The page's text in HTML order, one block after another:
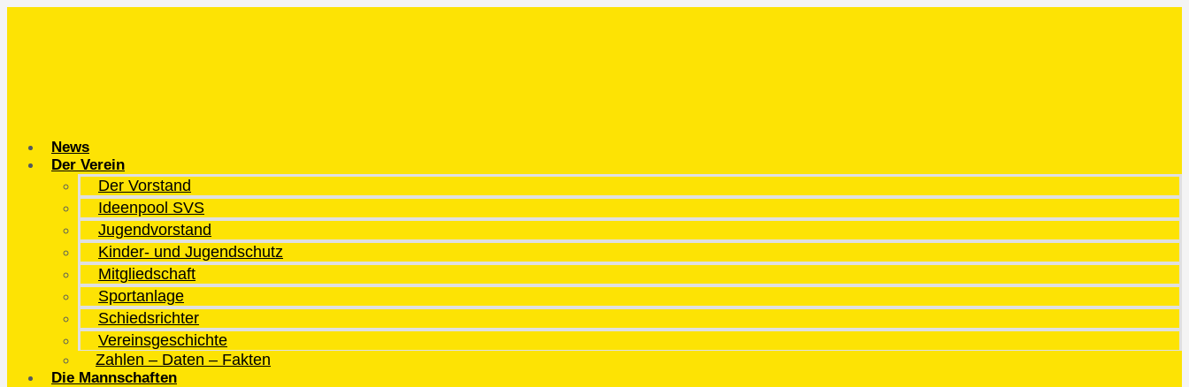
News
Der Verein
Der Vorstand
Ideenpool SVS
Jugendvorstand
Kinder- und Jugendschutz
Mitgliedschaft
Sportanlage
Schiedsrichter
Vereinsgeschichte
Zahlen – Daten – Fakten
Die Mannschaften